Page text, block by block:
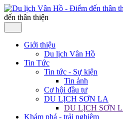
đến thân thiện
Giới thiệu
Du lịch Vân Hồ
Tin Tức
Tin tức - Sự kiện
Tin ảnh
Cơ hội đầu tư
DU LỊCH SƠN LA
DU LỊCH SƠN
Khám phá - trải nghiệm